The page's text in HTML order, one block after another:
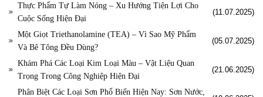
Thực Phẩm Tự Làm Nóng – Xu Hướng Tiện Lợi Cho
Cuộc Sống Hiện Đại
(11.07.2025)
Một Giọt Triethanolamine (TEA) – Vì Sao Mỹ Phẩm
Và Bê Tông Đều Dùng?
(05.07.2025)
Khám Phá Các Loại Kim Loại Màu – Vật Liệu Quan
Trọng Trong Công Nghiệp Hiện Đại
(21.06.2025)
Phân Biệt Các Loại Sơn Phổ Biến Hiện Nay: Sơn Nước,